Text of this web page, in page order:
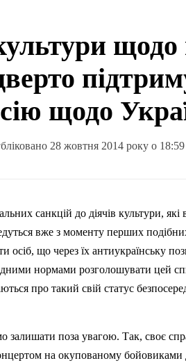
щодо
щодо
28 жовтня 2014 року о 18:59
вже з моменту перших
осіб, що через їх антиукраїнську
нормами розголошувати цей
про такий свій статус
залишати поза увагою. Так, своє
на окупованому бойовиками